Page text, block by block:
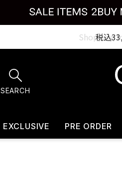
税込
SEARCH
EXCLUSIVE PRE ORDER